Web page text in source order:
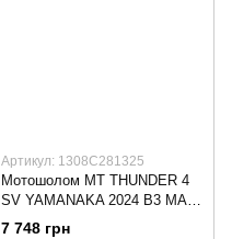
Артикул: 1308C281325
Мотошолом MT THUNDER 4
SV YAMANAKA 2024 B3 MATT
M
7 748 грн